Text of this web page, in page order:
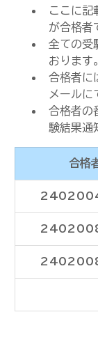
ここに記
が合格者
全ての受
おります。
合格者に
メールに
合格者の
験結果通
合格